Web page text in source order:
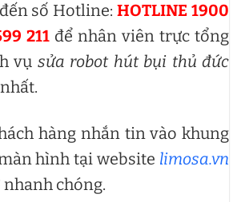
số Hotline:HOTLINE 1900
211 để nhân viên trực tổng
vụ sửa robot hút bụi thủ đức
hàng nhắn tin vào khung
hình tại website limosa.vn
chóng.